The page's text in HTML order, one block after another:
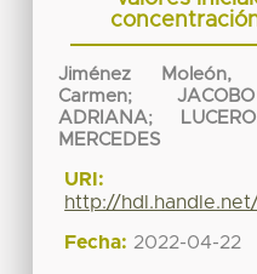
Jiménez Moleón,
Carmen;
ADRIANA;
MERCEDES
URI:
http://
Fecha: 2022-04-22